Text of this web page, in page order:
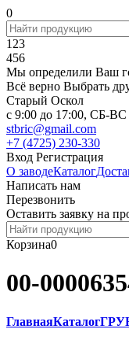
0
123
456
Мы определили Ваш
Всё верно Выбрать
Старый Оскол
c 9:00 до 17:00, СБ-
stbric@gmail.com
+7 (4725) 230-330
Вход Регистрация
О заводеКаталог
Написать нам
Перезвонить
Оставить заявку на
Корзина0
00-
ГлавнаяКаталог